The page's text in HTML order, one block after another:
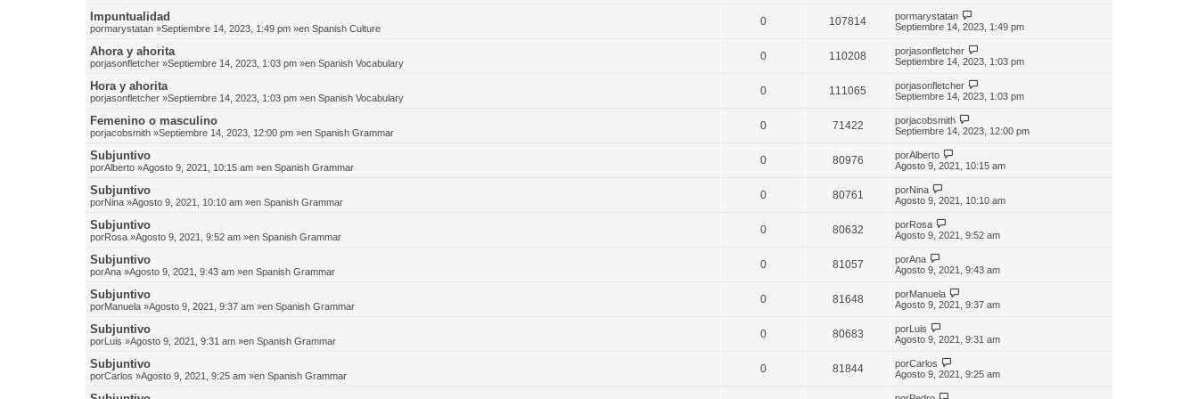
Impuntualidad
pormarystatan »Septiembre 14, 2023, 1:49 pm »en Spanish Culture
0 107814 pormarystatan
Septiembre 14, 2023, 1:49 pm
Ahora y ahorita
porjasonfletcher »Septiembre 14, 2023, 1:03 pm »en Spanish Vocabulary
0 110208 porjasonfletcher
Septiembre 14, 2023, 1:03 pm
Hora y ahorita
porjasonfletcher »Septiembre 14, 2023, 1:03 pm »en Spanish Vocabulary
0 111065 porjasonfletcher
Septiembre 14, 2023, 1:03 pm
Femenino o masculino
porjacobsmith »Septiembre 14, 2023, 12:00 pm »en Spanish Grammar
0 71422 porjacobsmith
Septiembre 14, 2023, 12:00 pm
Subjuntivo
porAlberto »Agosto 9, 2021, 10:15 am »en Spanish Grammar
0 80976 porAlberto
Agosto 9, 2021, 10:15 am
Subjuntivo
porNina »Agosto 9, 2021, 10:10 am »en Spanish Grammar
0 80761 porNina
Agosto 9, 2021, 10:10 am
Subjuntivo
porRosa »Agosto 9, 2021, 9:52 am »en Spanish Grammar
0 80632 porRosa
Agosto 9, 2021, 9:52 am
Subjuntivo
porAna »Agosto 9, 2021, 9:43 am »en Spanish Grammar
0 81057 porAna
Agosto 9, 2021, 9:43 am
Subjuntivo
porManuela »Agosto 9, 2021, 9:37 am »en Spanish Grammar
0 81648 porManuela
Agosto 9, 2021, 9:37 am
Subjuntivo
porLuis »Agosto 9, 2021, 9:31 am »en Spanish Grammar
0 80683 porLuis
Agosto 9, 2021, 9:31 am
Subjuntivo
porCarlos »Agosto 9, 2021, 9:25 am »en Spanish Grammar
0 81844 porCarlos
Agosto 9, 2021, 9:25 am